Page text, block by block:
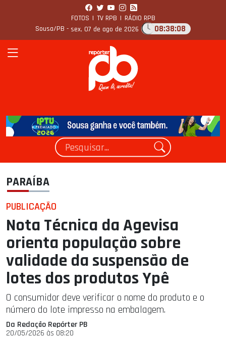
FOTOS | TV RPB | RÁDIO RPB
Sousa/PB - sex, 07 de ago de 2026 08:38:09
PARAÍBA
PUBLICAÇÃO
Nota Técnica da Agevisa
orienta população sobre
validade da suspensão de
lotes dos produtos Ypê
O consumidor deve verificar o nome do produto e o
número do lote impresso na embalagem.
Da Redação Repórter PB
20/05/2026 às 08:20